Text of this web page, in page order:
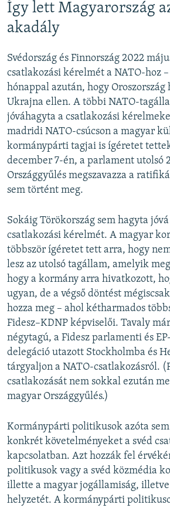
Így lett Magyarország
akadály
Svédország és Finnország 2022
csatlakozási kérelmét a NATO-hoz
hónappal azután, hogy
Ukrajna ellen. A többi NATO-
jóváhagyta a csatlakozási
madridi NATO-csúcson a magyar
kormánypárti tagjai is ígéretet
december 7-én, a parlament utolsó
Országgyűlés megszavazza a
sem történt meg.
Sokáig Törökország sem hagyta
csatlakozási kérelmét. A magyar
többször ígéretet tett arra, hogy
lesz az utolsó tagállam, amelyik
hogy a kormány arra hivatkozott,
ugyan, de a végső döntést
hozza meg – ahol kétharmados
Fidesz–KDNP képviselői. Tavaly
négytagú, a Fidesz parlamenti és
delegáció utazott Stockholmba és
tárgyaljon a NATO-csatlakozásról.
csatlakozását nem sokkal ezután
magyar Országgyűlés.)
Kormánypárti politikusok azóta
konkrét követelményeket a svéd
kapcsolatban. Azt hozzák fel
politikusok vagy a svéd közmédia
illette a magyar jogállamiság,
helyzetét. A kormánypárti